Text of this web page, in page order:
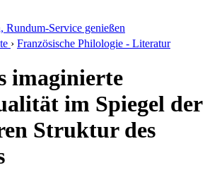
Rundum-Service genießen
› Französische Philologie - Literatur
imaginierte
im Spiegel der
Struktur des